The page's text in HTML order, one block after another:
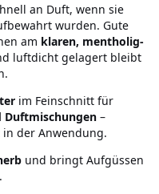
an Duft, wenn sie
wurden. Gute
am klaren, mentholig-
luftdicht gelagert bleibt
im Feinschnitt für
Duftmischungen –
der Anwendung.
und bringt Aufgüssen